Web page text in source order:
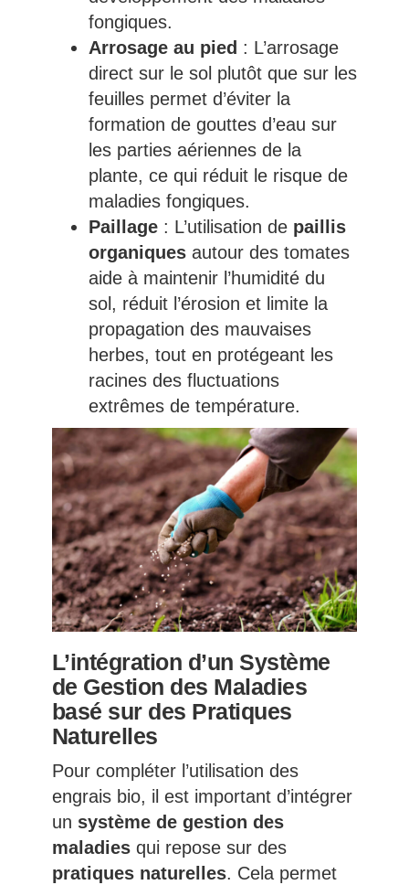
fongiques.
Arrosage au pied : L’arrosage
direct sur le sol plutôt que sur les
feuilles permet d’éviter la
formation de gouttes d’eau sur
les parties aériennes de la
plante, ce qui réduit le risque de
maladies fongiques.
Paillage: L’utilisation de paillis
organiquesautour des tomates
aide à maintenir l’humidité du
sol, réduit l’érosion et limite la
propagation des mauvaises
herbes, tout en protégeant les
racines des fluctuations
extrêmes de température.
L’intégration d’un Système
de Gestion des Maladies
basé sur des Pratiques
Naturelles
Pour compléter l’utilisation des
engrais bio, il est important d’intégrer
un système de gestion des
maladiesqui repose sur des
pratiques naturelles. Cela permet